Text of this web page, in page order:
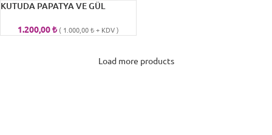
KUTUDA PAPATYA VE GÜL
1.200,00₺ ( 1.000,00₺+ KDV )
Load more products